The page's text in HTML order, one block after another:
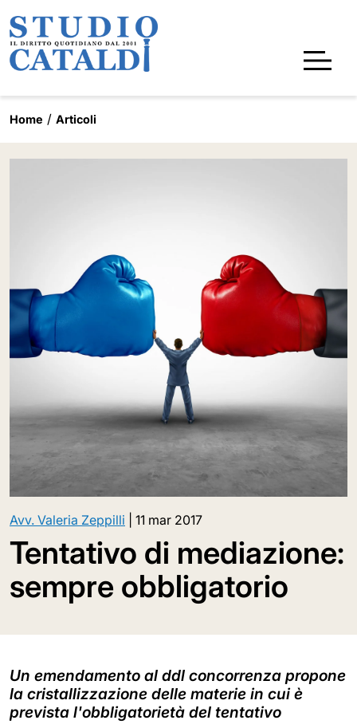
Home Articoli
Avv. Valeria Zeppilli 11 mar 2017
Tentativo di mediazione:
sempre obbligatorio
Un emendamento al ddl concorrenza propone
la cristallizzazione delle materie in cui è
prevista l'obbligatorietà del tentativo